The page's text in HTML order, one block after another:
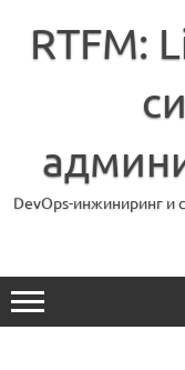
содержимому
RTFM:
DevOps-инжиниринг и